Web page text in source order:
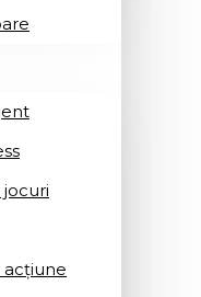
acțiune